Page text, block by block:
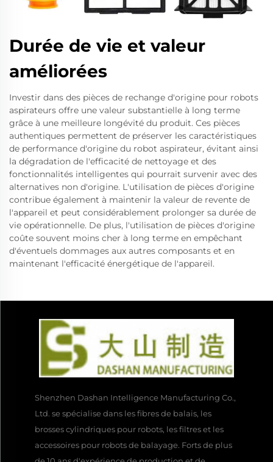
Durée de vie et valeur
améliorées
Investir dans des pièces de rechange d'origine pour robots
aspirateurs offre une valeur substantielle à long terme
grâce à une meilleure longévité du produit. Ces pièces
authentiques permettent de préserver les caractéristiques
de performance d'origine du robot aspirateur, évitant ainsi
la dégradation de l'efficacité de nettoyage et des
fonctionnalités intelligentes qui pourrait survenir avec des
alternatives non d'origine. L'utilisation de pièces d'origine
contribue également à maintenir la valeur de revente de
l'appareil et peut considérablement prolonger sa durée de
vie opérationnelle. De plus, l'utilisation de pièces d'origine
coûte souvent moins cher à long terme en empêchant
d'éventuels dommages aux autres composants et en
maintenant l'efficacité énergétique de l'appareil.
Shenzhen Dashan Intelligence Manufacturing Co.,
Ltd. se spécialise dans les fibres de balais, les
brosses cylindriques pour robots, les filtres et les
accessoires pour robots de balayage. Forts de plus